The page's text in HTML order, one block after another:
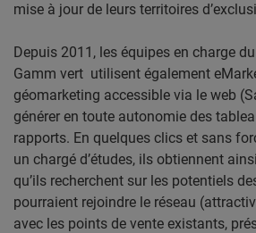
mise à jour de leurs territoires
Depuis 2011, les équipes en charge
Gamm vert utilisent également
géomarketing accessible via le web
générer en toute autonomie des
rapports. En quelques clics et sans
un chargé d’études, ils obtiennent
qu’ils recherchent sur les potentiels
pourraient rejoindre le réseau
avec les points de vente existants,